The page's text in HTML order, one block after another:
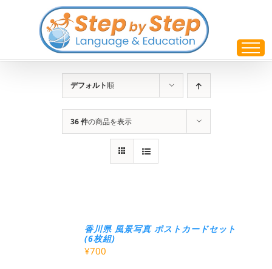
デフォルト順
36 件の商品を表示
香川県 風景写真 ポストカードセット
(6枚組)
¥700